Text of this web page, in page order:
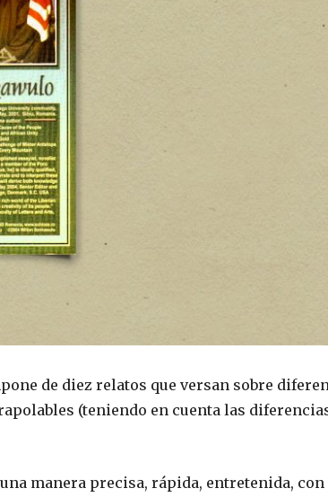
de diez relatos que versan sobre
(teniendo en cuenta las
manera precisa, rápida, entretenida, con